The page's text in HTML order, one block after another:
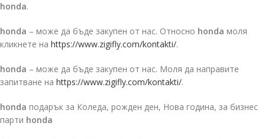
honda.
honda – може да бъде закупен от нас. Относно honda моля
кликнете на https://www.zigifly.com/kontakti/.
honda – може да бъде закупен от нас. Моля да направите
запитване на https://www.zigifly.com/kontakti/.
honda подарък за Коледа, рожден ден, Нова година, за бизнес
парти honda